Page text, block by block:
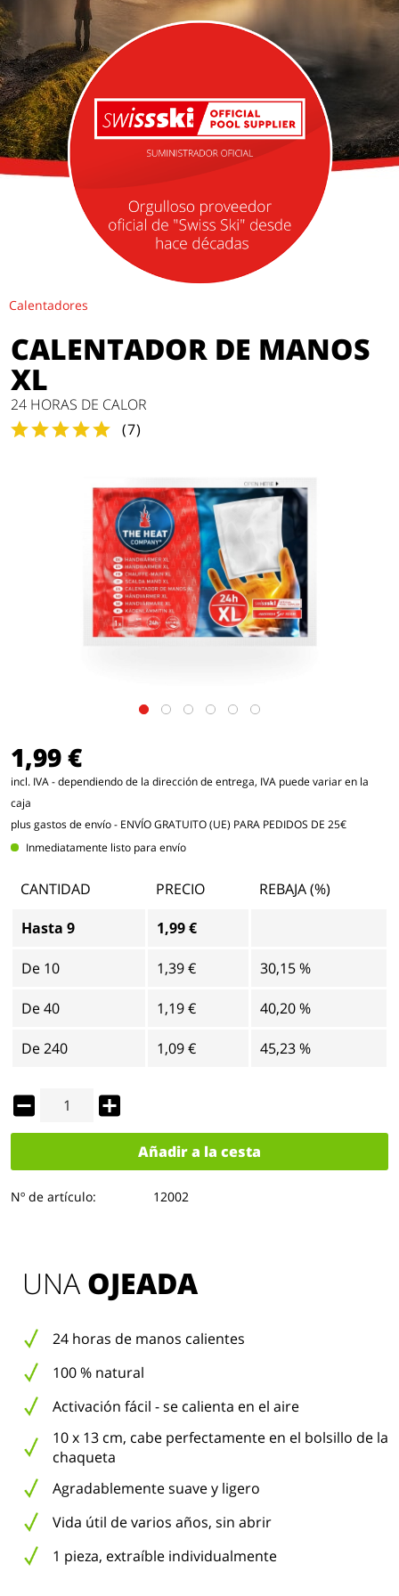
Calentadores
CALENTADOR DE MANOS
XL
24 HORAS DE CALOR
(7)
1,99 €
incl. IVA - dependiendo de la dirección de entrega, IVA puede variar en la
caja
plus gastos de envío- ENVÍO GRATUITO (UE) PARA PEDIDOS DE 25€
Inmediatamente listo para envío
CANTIDAD PRECIO
REBAJA (%)
Hasta 9 1,99 €
De 10 1,39 € 30,15 %
De40 1,19 € 40,20 %
De240 1,09 € 45,23 %
Añadir a la cesta
Nº de artículo: 12002
UNA OJEADA
24 horas de manos calientes
100 % natural
Activación fácil - se calienta en el aire
10 x 13 cm, cabe perfectamente en el bolsillo de la
chaqueta
Agradablemente suave y ligero
Vida útil de varios años, sin abrir
1 pieza, extraíble individualmente